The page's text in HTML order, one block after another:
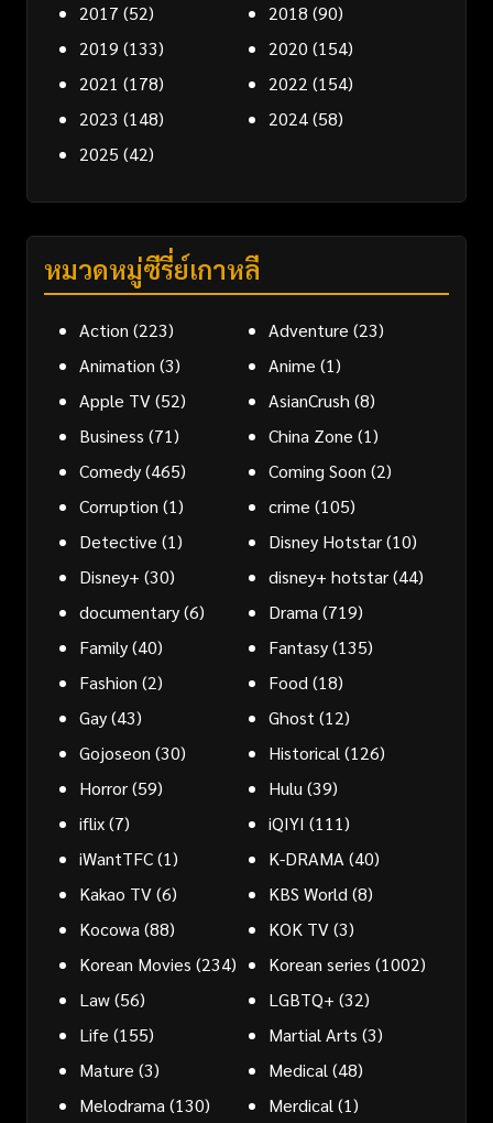
2017 (52) 2018 (90)
2019 (133) 2020 (154)
2021 (178) 2022 (154)
2023 (148) 2024(58)
2025 (42)
หมวดหมู่ซีรี่ย์เกาหลี
Action (223) Adventure (23)
Animation (3) Anime (1)
Apple TV(52) AsianCrush (8)
Business (71) China Zone (1)
Comedy(465) Coming Soon (2)
Corruption (1) crime (105)
Detective (1) Disney Hotstar(10)
Disney+ (30) disney+ hotstar(44)
documentary(6) Drama(719)
Family(40) Fantasy(135)
Fashion (2) Food(18)
Gay(43) Ghost(12)
Gojoseon (30) Historical(126)
Horror(59) Hulu(39)
iflix(7) iQIYI (111)
iWantTFC(1) K-DRAMA(40)
Kakao TV(6) KBS World(8)
Kocowa(88) KOK TV(3)
Korean Movies (234) Korean series (1002)
Law(56) LGBTQ+ (32)
Life (155) Martial Arts (3)
Mature (3) Medical(48)
Melodrama(130) Merdical(1)